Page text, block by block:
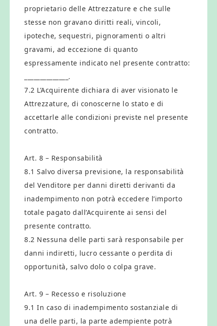
proprietario delle Attrezzature e che sulle
stesse non gravano diritti reali, vincoli,
ipoteche, sequestri, pignoramenti o altri
gravami, ad eccezione di quanto
espressamente indicato nel presente contratto:
______________.
7.2 L’Acquirente dichiara di aver visionato le
Attrezzature, di conoscerne lo stato e di
accettarle alle condizioni previste nel presente
contratto.
Art. 8 – Responsabilità
8.1 Salvo diversa previsione, la responsabilità
del Venditore per danni diretti derivanti da
inadempimento non potrà eccedere l’importo
totale pagato dall’Acquirente ai sensi del
presente contratto.
8.2 Nessuna delle parti sarà responsabile per
danni indiretti, lucro cessante o perdita di
opportunità, salvo dolo o colpa grave.
Art. 9 – Recesso e risoluzione
9.1 In caso di inadempimento sostanziale di
una delle parti, la parte adempiente potrà